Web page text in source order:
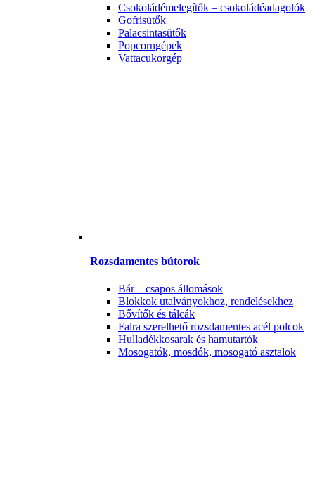
Csokoládémelegítők – csokoládéadagolók
Gofrisütők
Palacsintasütők
Popcorngépek
Vattacukorgép
Rozsdamentes bútorok
Bár – csapos állomások
Blokkok utalványokhoz, rendelésekhez
Bővítők és tálcák
Falra szerelhető rozsdamentes acél polcok
Hulladékkosarak és hamutartók
Mosogatók, mosdók, mosogató asztalok